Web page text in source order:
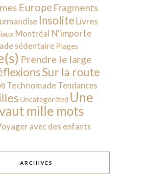
Europe Fragments
Insolite Livres
Montréal N'importe
sédentaire Plages
Prendre le large
Sur la route
Technomade Tendances
Uncategorized Une
mille mots
avec des enfants
ARCHIVES